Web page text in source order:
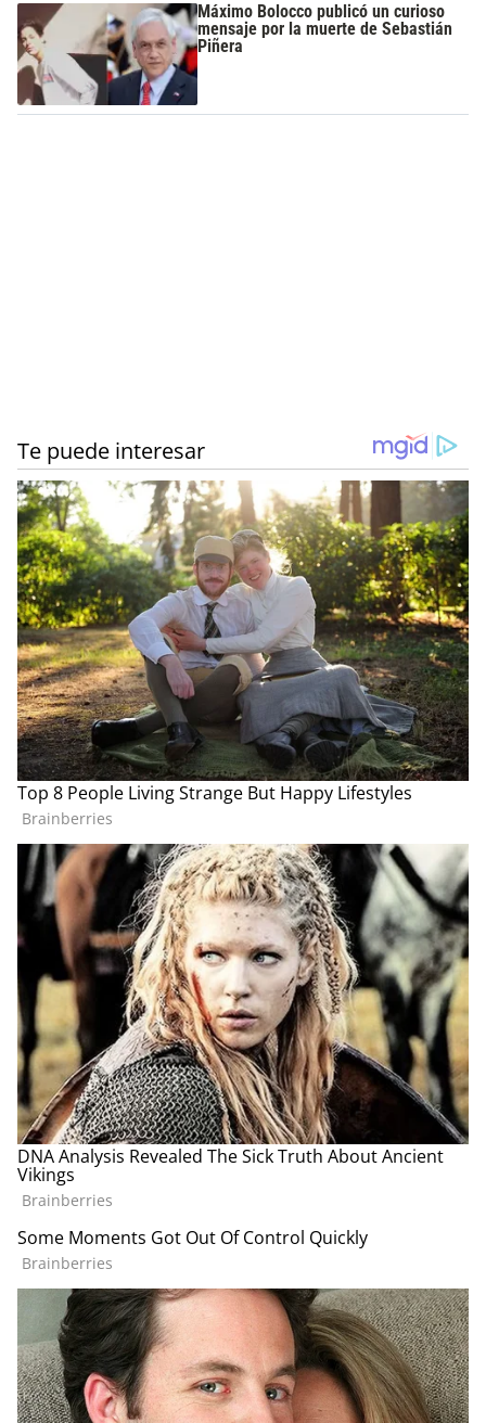
Máximo Bolocco publicó un curioso
mensaje por la muerte de Sebastián
Piñera